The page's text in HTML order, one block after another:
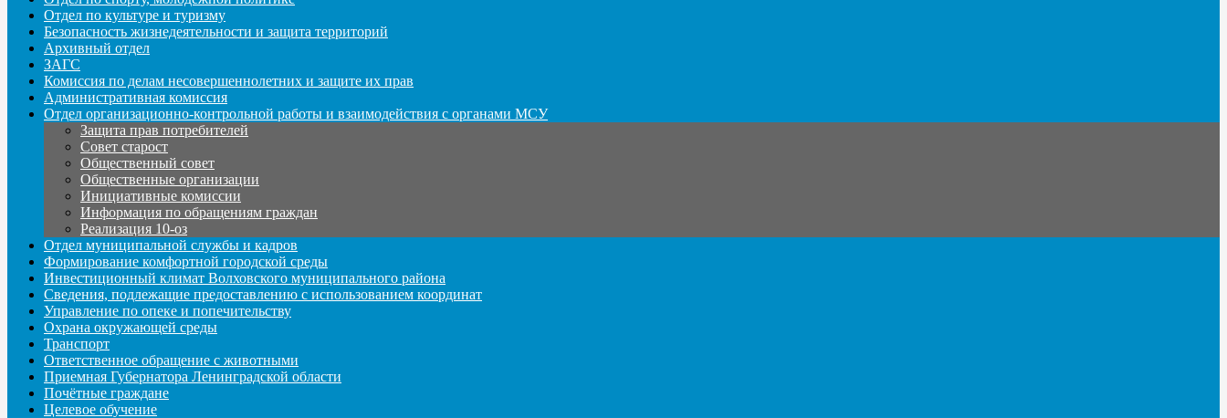
Отдел по культуре и туризму
Безопасность жизнедеятельности и защита территорий
Архивный отдел
ЗАГС
Комиссия по делам несовершеннолетних и защите их прав
Административная комиссия
Отдел организационно-контрольной работы и взаимодействия с органами МСУ
Защита прав потребителей
Совет старост
Общественный совет
Общественные организации
Инициативные комиссии
Информация по обращениям граждан
Реализация 10-оз
Отдел муниципальной службы и кадров
Формирование комфортной городской среды
Инвестиционный климат Волховского муниципального района
Сведения, подлежащие предоставлению с использованием координат
Управление по опеке и попечительству
Охрана окружающей среды
Транспорт
Ответственное обращение с животными
Приемная Губернатора Ленинградской области
Почётные граждане
Целевое обучение